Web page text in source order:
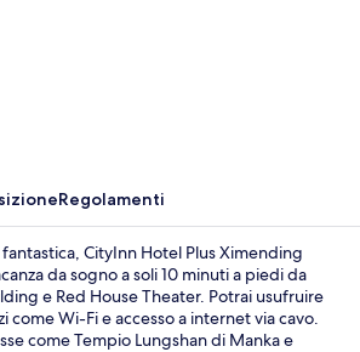
Regolamenti
CityInn Hotel Plus Ximending
da sogno a soli 10 minuti a piedi da
e Red House Theater. Potrai usufruire
come Wi-Fi e accesso a internet via cavo.
come Tempio Lungshan di Manka e